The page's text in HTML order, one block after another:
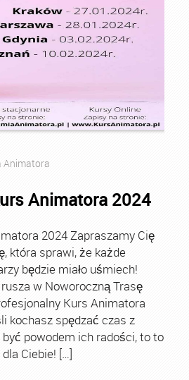
Animatora
Animatora 2024
2024 Zapraszamy Cię
która sprawi, że każde
będzie miało uśmiech!
w Noworoczną Trasę
Kurs Animatora
kochasz spędzać czas z
powodem ich radości, to to
Ciebie! […]